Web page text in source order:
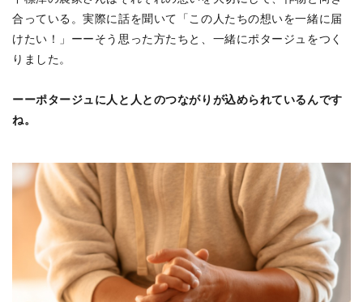
合っている。実際に話を聞いて「この人たちの想いを一緒に届
けたい！」ーーそう思った方たちと、一緒にポタージュをつく
りました。
ーーポタージュに人と人とのつながりが込められているんです
ね。